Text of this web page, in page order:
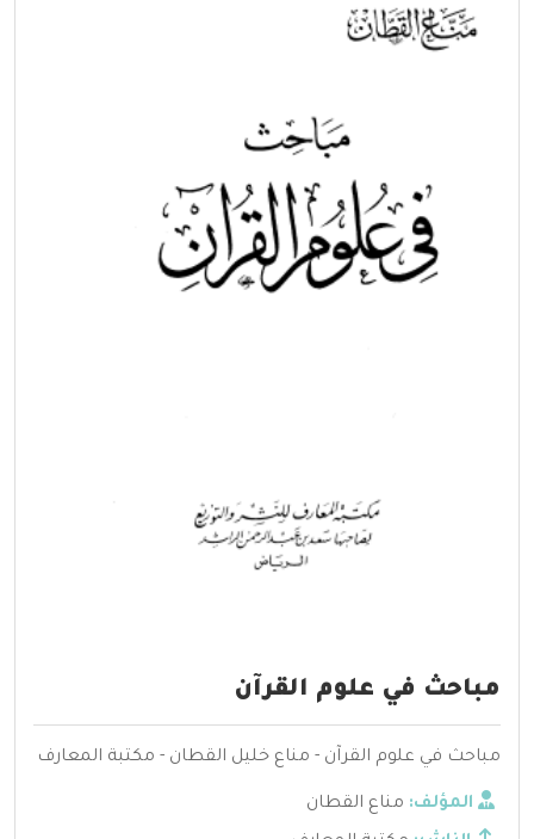
مباحث في علوم القرآن
مباحث في علوم القرآن - مناع خليل القطان - مكتبة المعارف
المؤلف: مناع القطان